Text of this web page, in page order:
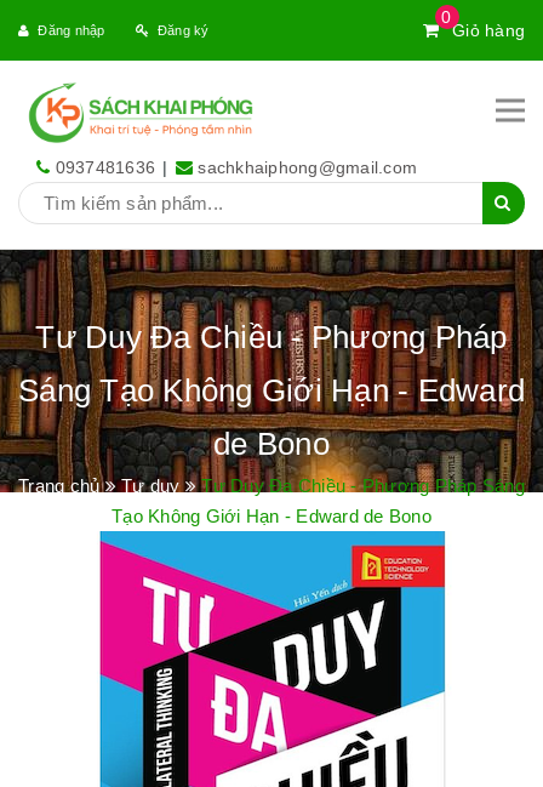
0
Giỏ hàng
Đăng nhập Đăng ký
0937481636 | sachkhaiphong@gmail.com
Tư Duy Đa Chiều - Phương Pháp
Sáng Tạo Không Giới Hạn - Edward
de Bono
Trang chủ Tư duy
Tư Duy Đa Chiều - Phương Pháp Sáng
Tạo Không Giới Hạn - Edward de Bono